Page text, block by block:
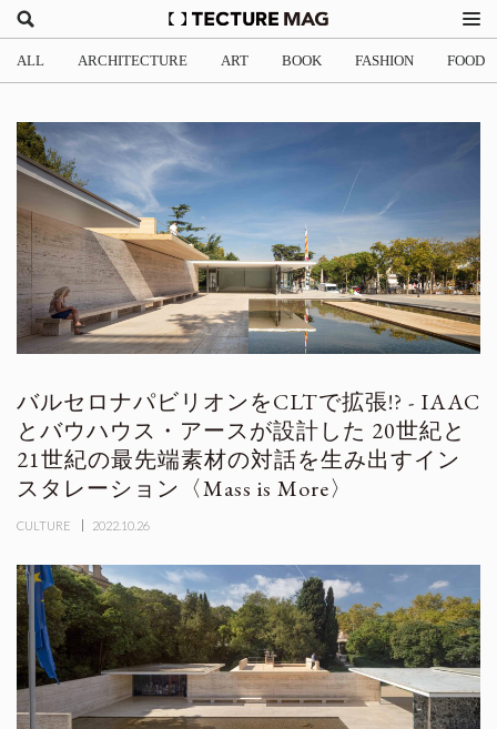
ALL ARCHITECTURE ART BOOK FASHION FOOD
バルセロナパビリオンをCLTで拡張!? - IAAC
とバウハウス・アースが設計した 20世紀と
21世紀の最先端素材の対話を生み出すイン
スタレーション〈Mass is More〉
CULTURE 2022.10.26